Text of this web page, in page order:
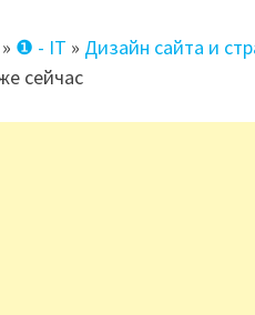
» ❶ - IT » Дизайн сайта и
сейчас